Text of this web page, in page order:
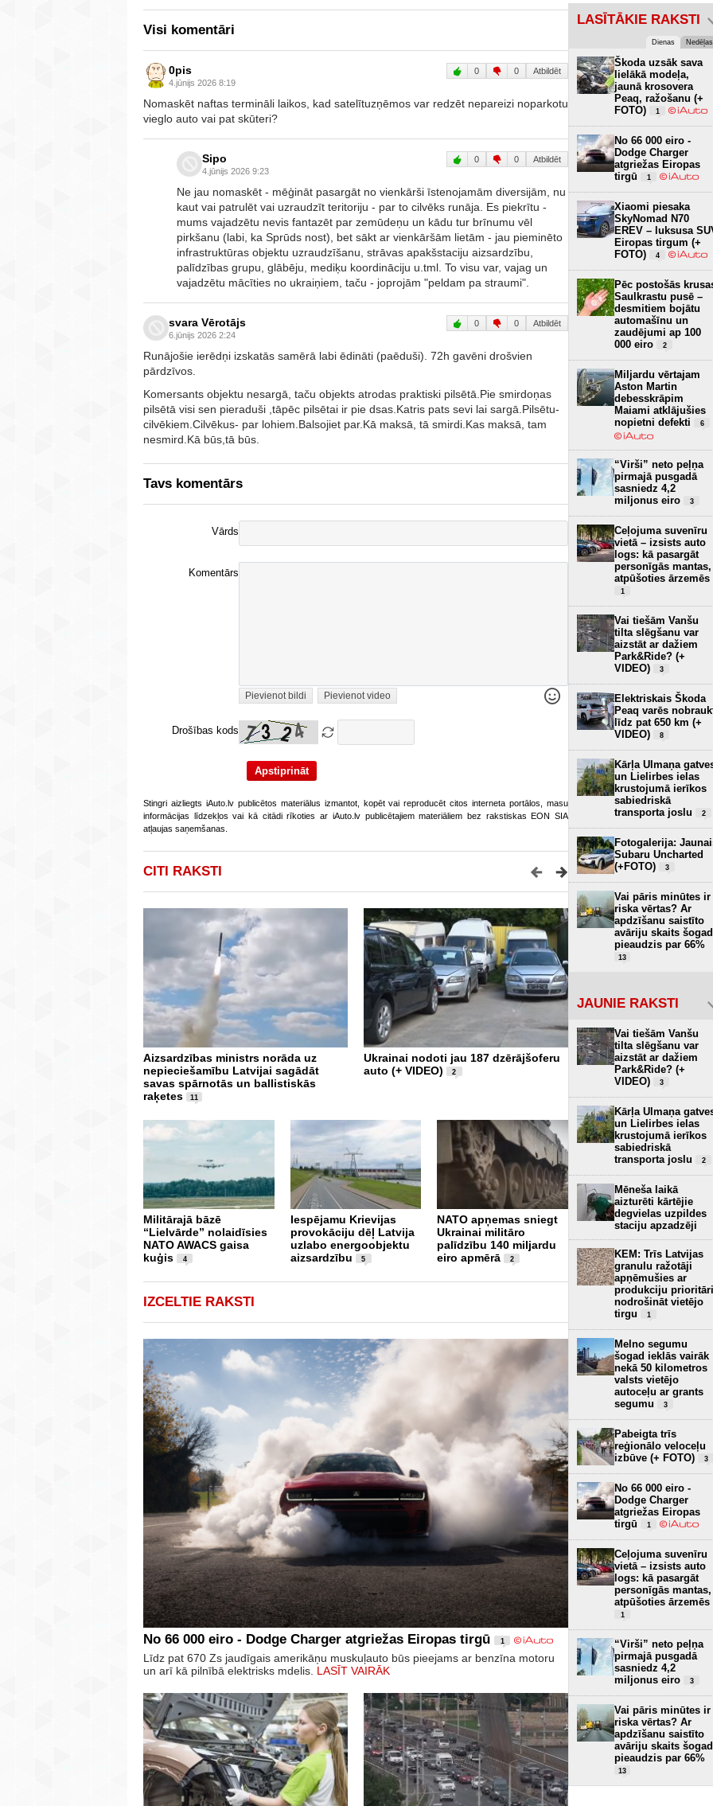
Visi komentāri
0pis
4.jūnijs 2026 8:19
0 0 Atbildēt
Nomaskēt naftas termināli laikos, kad satelītuzņēmos var redzēt nepareizi noparkotu
vieglo auto vai pat skūteri?
Sipo
4.jūnijs 2026 9:23
0 0 Atbildēt
Ne jau nomaskēt - mēģināt pasargāt no vienkārši īstenojamām diversijām, nu
kaut vai patrulēt vai uzraudzīt teritoriju - par to cilvēks runāja. Es piekrītu -
mums vajadzētu nevis fantazēt par zemūdeņu un kādu tur brīnumu vēl
pirkšanu (labi, ka Sprūds nost), bet sākt ar vienkāršām lietām - jau pieminēto
infrastruktūras objektu uzraudzīšanu, strāvas apakšstaciju aizsardzību,
palīdzības grupu, glābēju, mediķu koordināciju u.tml. To visu var, vajag un
vajadzētu mācīties no ukraiņiem, taču - joprojām "peldam pa straumi".
svara Vērotājs
6.jūnijs 2026 2:24
0 0 Atbildēt
Runājošie ierēdņi izskatās samērā labi ēdināti (paēduši). 72h gavēni drošvien
pārdzīvos.
Komersants objektu nesargā, taču objekts atrodas praktiski pilsētā.Pie smirdoņas
pilsētā visi sen pieraduši ,tāpēc pilsētai ir pie dsas.Katris pats sevi lai sargā.Pilsētu-
cilvēkiem.Cilvēkus- par lohiem.Balsojiet par.Kā maksā, tā smirdi.Kas maksā, tam
nesmird.Kā būs,tā būs.
Tavs komentārs
Vārds
Komentārs
Pievienot bildi Pievienot video
Drošības kods
Stingri aizliegts iAuto.lv publicētos materiālus izmantot, kopēt vai reproducēt citos interneta portālos, masu
informācijas līdzekļos vai kā citādi rīkoties ar iAuto.lv publicētajiem materiāliem bez rakstiskas EON SIA
atļaujas saņemšanas.
CITI RAKSTI
Aizsardzības ministrs norāda uz
nepieciešamību Latvijai sagādāt
savas spārnotās un ballistiskās
raķetes
11
Ukrainai nodoti jau 187 dzērājšoferu
auto (+ VIDEO)
2
Militārajā bāzē
“Lielvārde” nolaidīsies
NATO AWACS gaisa
kuģis
4
Iespējamu Krievijas
provokāciju dēļ Latvija
uzlabo energoobjektu
aizsardzību
5
NATO apņemas sniegt
Ukrainai militāro
palīdzību 140 miljardu
eiro apmērā
2
Pārāk ilgi un jau par vēlu
politikas ekspertu
2
NATO sabiedrotie
alianses aizsardzībai
pret droniem tērēs 40
IZCELTIE RAKSTI
No 66 000 eiro - Dodge Charger atgriežas Eiropas tirgū 1
Līdz pat 670 Zs jaudīgais amerikāņu muskuļauto būs pieejams ar benzīna motoru
un arī kā pilnībā elektrisks mdelis. LASĪT VAIRĀK
LASĪTĀKIE RAKSTI
Dienas Nedēļas
Škoda uzsāk sava
lielākā modeļa,
jaunā krosovera
Peaq, ražošanu (+
FOTO)
1
No 66 000 eiro -
Dodge Charger
atgriežas Eiropas
tirgū
1
Xiaomi piesaka
SkyNomad N70
EREV – luksusa
Eiropas tirgum (+
FOTO)
4
Pēc postošās
Saulkrastu pusē –
desmitiem bojātu
automašīnu un
zaudējumi ap 100
000 eiro
2
Miljardu vērtajam
Aston Martin
debesskrāpim
Maiami atklājušies
nopietni defekti
6
“Virši” neto peļņa
pirmajā pusgadā
sasniedz 4,2
miljonus eiro
3
Ceļojuma suvenīru
vietā – izsists auto
logs: kā pasargāt
personīgās mantas,
atpūšoties ārzemēs
1
Vai tiešām Vanšu
tilta slēgšanu var
aizstāt ar dažiem
Park&Ride? (+
VIDEO)
3
Elektriskais Škoda
Peaq varēs
līdz pat 650 km (+
VIDEO)
8
Kārļa Ulmaņa
un Lielirbes ielas
krustojumā ierīkos
sabiedriskā
transporta joslu
2
Fotogalerija:
Subaru Uncharted
(+FOTO)
3
Vai pāris minūtes ir
riska vērtas? Ar
apdzīšanu saistīto
avāriju skaits šogad
pieaudzis par 66%
13
JAUNIE RAKSTI
Vai tiešām Vanšu
tilta slēgšanu var
aizstāt ar dažiem
Park&Ride? (+
VIDEO)
3
Kārļa Ulmaņa
un Lielirbes ielas
krustojumā ierīkos
sabiedriskā
transporta joslu
2
Mēneša laikā
aizturēti kārtējie
degvielas uzpildes
staciju apzadzēji
KEM: Trīs Latvijas
granulu ražotāji
apņēmušies ar
produkciju prioritāri
nodrošināt vietējo
tirgu
1
Melno segumu
šogad ieklās vairāk
nekā 50 kilometros
valsts vietējo
autoceļu ar grants
segumu
3
Pabeigta trīs
reģionālo veloceļu
izbūve (+ FOTO)
3
No 66 000 eiro -
Dodge Charger
atgriežas Eiropas
tirgū
1
Ceļojuma suvenīru
vietā – izsists auto
logs: kā pasargāt
personīgās mantas,
atpūšoties ārzemēs
1
“Virši” neto peļņa
pirmajā pusgadā
sasniedz 4,2
miljonus eiro
3
Vai pāris minūtes ir
riska vērtas? Ar
apdzīšanu saistīto
avāriju skaits šogad
pieaudzis par 66%
13